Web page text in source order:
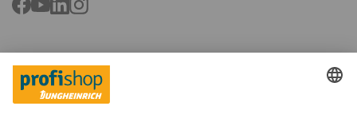
Facebook
YouTubeLinkedInInstagram
Langues
FR NL